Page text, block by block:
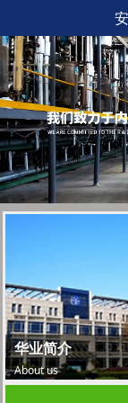
华业简介
About us